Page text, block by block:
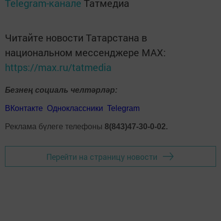
Telegram-канале Татмедиа
Читайте новости Татарстана в
национальном мессенджере MАХ:
https://max.ru/tatmedia
Безнең социаль челтәрләр:
ВКонтакте Одноклассники Telegram
Реклама бүлеге телефоны 8(843)47-30-0-02.
Перейти на страницу новости